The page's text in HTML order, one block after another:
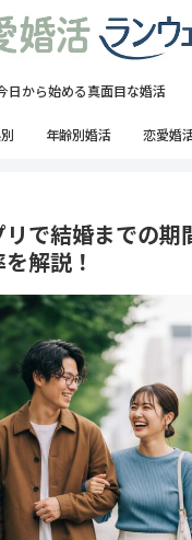
日から始める真面目な婚活
年齢別婚活 恋愛婚
で結婚までの期
解説！